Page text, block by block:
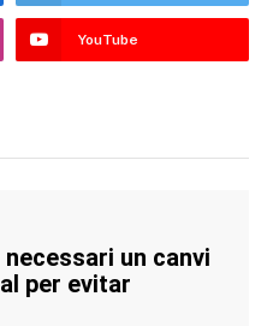
YouTube
un canvi
per evitar